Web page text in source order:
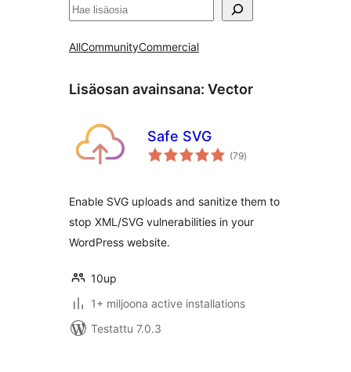
Etsi
AllCommunityCommercial
Lisäosan avainsana: Vector
Safe SVG
(79arvosanat
yhteensä
)
Enable SVG uploads and sanitize them to
stop XML/SVG vulnerabilities in your
WordPress website.
10up
1+ miljoona active installations
Testattu 7.0.3